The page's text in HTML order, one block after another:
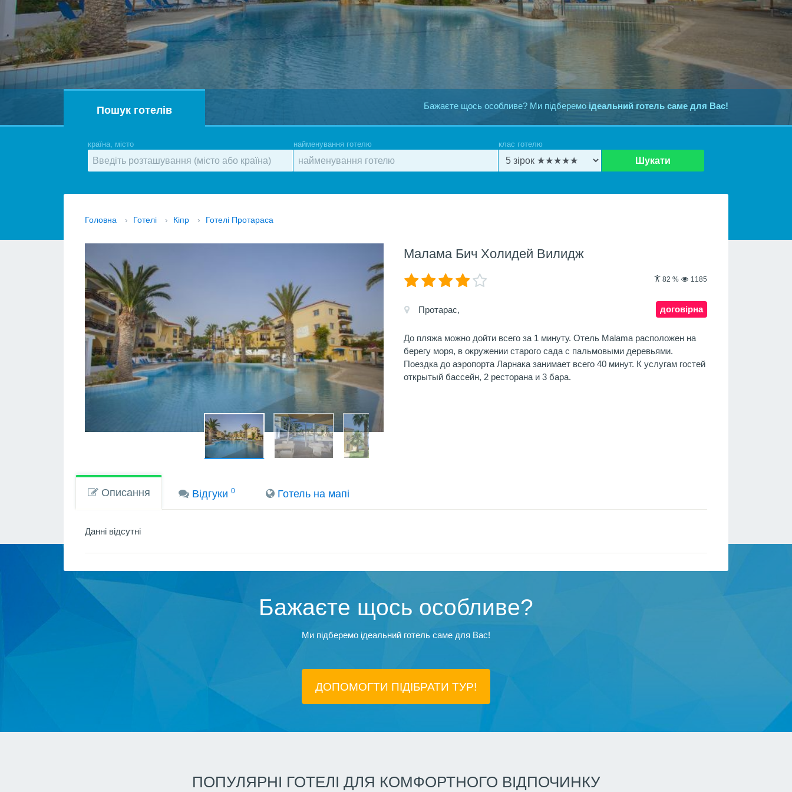
Бажаєте щось особливе? Ми підберемо ідеальний готель саме для Вас!
Пошук готелів
країна, місто найменування готелю клас готелю
Шукати
Головна › Готелі › Кіпр › Готелі Протараса
Малама Бич Холидей Вилидж
82 % 1185
договірна
Протарас,
До пляжа можно дойти всего за 1 минуту. Отель Malama расположен на
берегу моря, в окружении старого сада с пальмовыми деревьями.
Поездка до аэропорта Ларнака занимает всего 40 минут. К услугам гостей
открытый бассейн, 2 ресторана и 3 бара.
Описання Вiдгуки0 Готель на мапi
Даннi вiдсутнi
Бажаєте щось особливе?
Ми підберемо ідеальний готель саме для Вас!
ДОПОМОГТИ ПІДIБРАТИ ТУР!
ПОПУЛЯРНІ ГОТЕЛІ ДЛЯ КОМФОРТНОГО ВІДПОЧИНКУ